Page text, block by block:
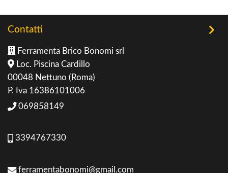
Contatti
Ferramenta Brico Bonomi srl
Loc. Piscina Cardillo
00048 Nettuno (Roma)
P. Iva 16386101006
069858149
3394767330
ferramentabonomi@gmail.com